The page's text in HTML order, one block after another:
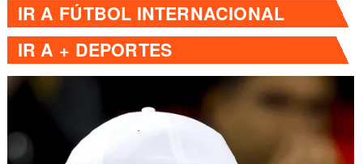
IR A FÚTBOL INTERNACIONAL
IR A + DEPORTES